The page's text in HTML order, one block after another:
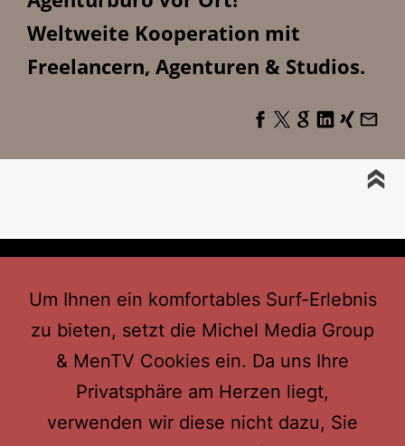
Weltweite Kooperation mit
Freelancern, Agenturen & Studios.
Um Ihnen ein komfortables Surf-Erlebnis
zu bieten, setzt die Michel Media Group
& MenTV Cookies ein. Da uns Ihre
Privatsphäre am Herzen liegt,
verwenden wir diese nicht dazu, Sie